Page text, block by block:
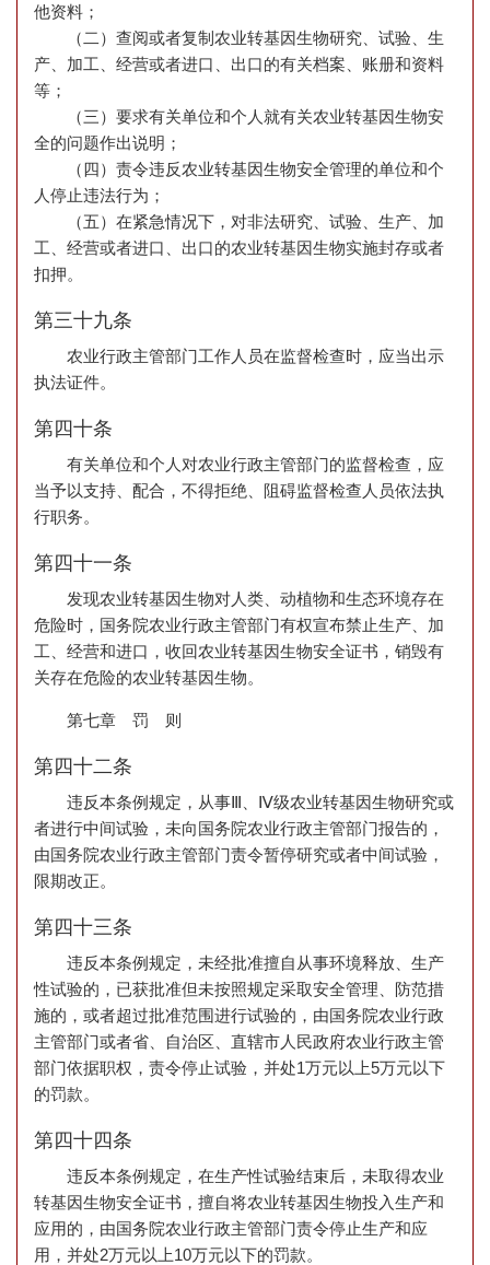
他资料；
（二）查阅或者复制农业转基因生物研究、试验、生
产、加工、经营或者进口、出口的有关档案、账册和资料
等；
（三）要求有关单位和个人就有关农业转基因生物安
全的问题作出说明；
（四）责令违反农业转基因生物安全管理的单位和个
人停止违法行为；
（五）在紧急情况下，对非法研究、试验、生产、加
工、经营或者进口、出口的农业转基因生物实施封存或者
扣押。
第三十九条
农业行政主管部门工作人员在监督检查时，应当出示
执法证件。
第四十条
有关单位和个人对农业行政主管部门的监督检查，应
当予以支持、配合，不得拒绝、阻碍监督检查人员依法执
行职务。
第四十一条
发现农业转基因生物对人类、动植物和生态环境存在
危险时，国务院农业行政主管部门有权宣布禁止生产、加
工、经营和进口，收回农业转基因生物安全证书，销毁有
关存在危险的农业转基因生物。
第七章 罚 则
第四十二条
违反本条例规定，从事Ⅲ、Ⅳ级农业转基因生物研究或
者进行中间试验，未向国务院农业行政主管部门报告的，
由国务院农业行政主管部门责令暂停研究或者中间试验，
限期改正。
第四十三条
违反本条例规定，未经批准擅自从事环境释放、生产
性试验的，已获批准但未按照规定采取安全管理、防范措
施的，或者超过批准范围进行试验的，由国务院农业行政
主管部门或者省、自治区、直辖市人民政府农业行政主管
部门依据职权，责令停止试验，并处1万元以上5万元以下
的罚款。
第四十四条
违反本条例规定，在生产性试验结束后，未取得农业
转基因生物安全证书，擅自将农业转基因生物投入生产和
应用的，由国务院农业行政主管部门责令停止生产和应
用，并处2万元以上10万元以下的罚款。